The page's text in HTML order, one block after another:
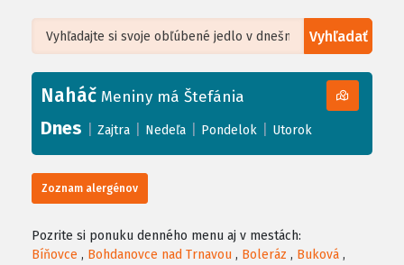
Vyhľadať
+
−
Leaflet| ©OpenStreetMap, Tiles courtesy ofHumanitarian OpenStreetMap
Naháč Meniny má Štefánia
Dnes Zajtra Nedeľa Pondelok Utorok
Zoznam alergénov
Pozrite si ponuku denného menu aj v mestách:
Bíňovce , Bohdanovce nad Trnavou , Boleráz , Buková ,